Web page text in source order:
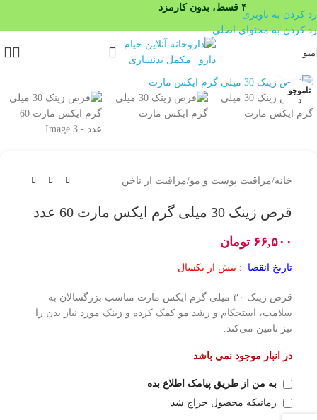
۴ قسط، بدون کارمزد
رد کردن به ناوبری
رد کردن به محتوای اصلی
منو
ناموجو
د
بزرگنمایی تصویر
خانه/مراقبت پوست و مو/مراقبت از ناخن
قرص زینک 30 میلی گرم ایکس مارت 60 عدد
۶۶,۵۰۰ تومان
تاریخ انقضا : بیش از یکسال
قرص زینک ۳۰ میلی گرم ایکس مارت مناسب بزرگسالان به
سلامت، استحکام و رشد مو کمک کرده و زینک مورد نیاز بدن را
نیز تامین می‌کند.
در انبار موجود نمی باشد
به من از طریق پیامک اطلاع بده
زمانیکه محصول حراج شد